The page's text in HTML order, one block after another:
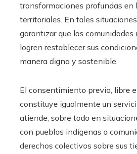
transformaciones profundas en
territoriales. En tales
garantizar que las comunidades
logren restablecer sus
manera digna y sostenible.
El consentimiento previo, libre
constituye igualmente un
atiende, sobre todo en
con pueblos indígenas o
derechos colectivos sobre sus